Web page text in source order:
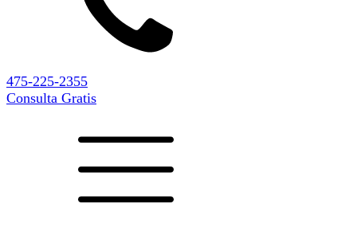
475-225-2355
Consulta Gratis